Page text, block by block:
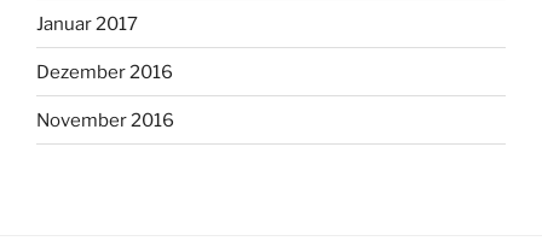
Januar 2017
Dezember 2016
November 2016